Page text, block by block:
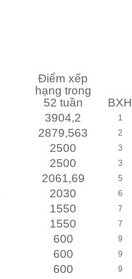
Điểm xếp
hạng trong
52 tuần
BXH
3904,2 1
2879,563 2
2500 3
2500 3
2061,69 5
2030 6
1550 7
1550 7
600 9
600 9
600 9